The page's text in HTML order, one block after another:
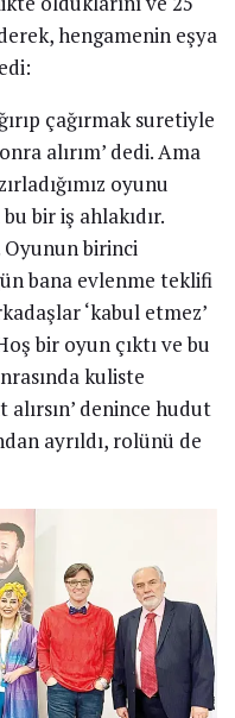
hengamenin eşya
çağırmak suretiyle
alırım’ dedi. Ama
oyunu
bir iş ahlakıdır.
birinci
bana evlenme teklifi
‘kabul etmez’
bir oyun çıktı ve bu
kuliste
alırsın’ denince hudut
ayrıldı, rolünü de